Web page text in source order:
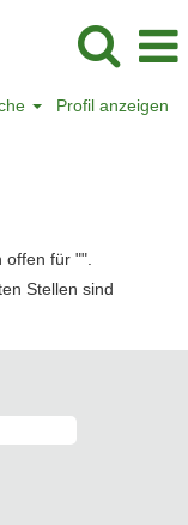
Profil anzeigen
offen für "".
Stellen sind